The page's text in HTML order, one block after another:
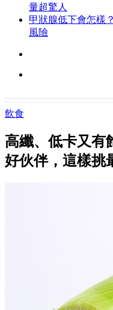
量超驚人
甲狀腺低下會怎樣
風險
飲食
高纖、低卡又有
好伙伴，這樣挑